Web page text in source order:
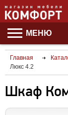
МЕНЮ
Главная
Люкс 4.2
Шкаф